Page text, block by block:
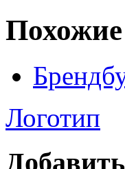
Похожие
Логотип